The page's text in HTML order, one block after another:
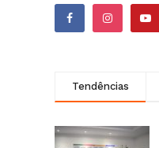
Tendências